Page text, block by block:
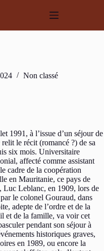
Non classé
1991, à l’issue d’un séjour de
le récit (romancé ?) de sa
six mois. Universitaire
affecté comme assistant
cadre de la coopération
en Mauritanie, ce pays de
Luc Leblanc, en 1909, lors de
le colonel Gouraud, dans
adepte de l’ordre et de la
et de la famille, va voir cet
pendant son séjour à
historiques graves,
en 1989, ou encore la